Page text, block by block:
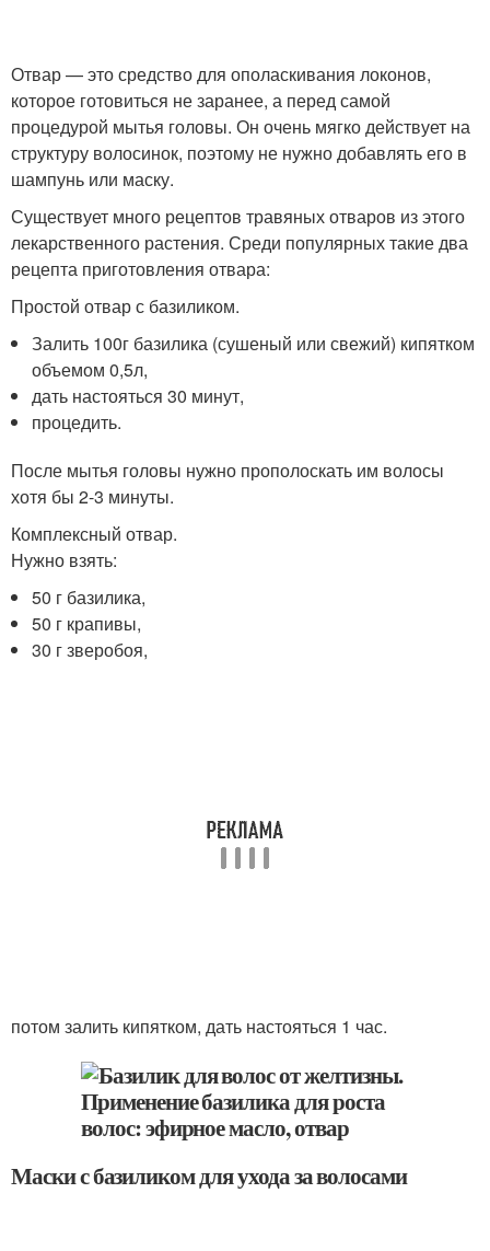
Отвар — это средство для ополаскивания локонов,
которое готовиться не заранее, а перед самой
процедурой мытья головы. Он очень мягко действует на
структуру волосинок, поэтому не нужно добавлять его в
шампунь или маску.
Существует много рецептов травяных отваров из этого
лекарственного растения. Среди популярных такие два
рецепта приготовления отвара:
Простой отвар с базиликом.
Залить 100г базилика (сушеный или свежий) кипятком
объемом 0,5л,
дать настояться 30 минут,
процедить.
После мытья головы нужно прополоскать им волосы
хотя бы 2-3 минуты.
Комплексный отвар.
Нужно взять:
50 г базилика,
50 г крапивы,
30 г зверобоя,
потом залить кипятком, дать настояться 1 час.
Маски с базиликом для ухода за волосами